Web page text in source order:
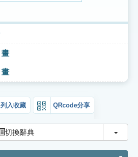
畫
畫
列入收藏 QRcode分享
切換辭典 切換